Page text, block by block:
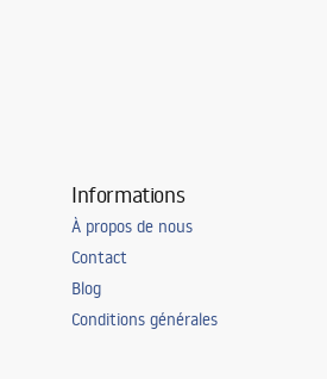
Informations
À propos de nous
Contact
Blog
Conditions générales